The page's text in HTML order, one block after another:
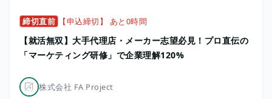
締切直前 【申込締切】 あと0時間
【就活無双】大手代理店・メーカー志望必見！プロ直伝の
「マーケティング研修」で企業理解120%
株式会社 FA Project